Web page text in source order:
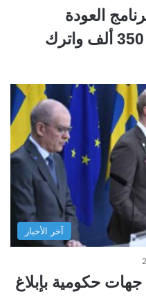
العودة
للمهاجرين “احصل على 350 ألف واترك
آخر الأخبار
حكومية بإبلاغ